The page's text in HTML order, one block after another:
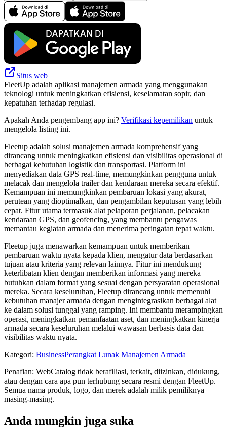
Situs web
FleetUp adalah aplikasi manajemen armada yang menggunakan
teknologi untuk meningkatkan efisiensi, keselamatan sopir, dan
kepatuhan terhadap regulasi.
Apakah Anda pengembang app ini? Verifikasi kepemilikan untuk
mengelola listing ini.
Fleetup adalah solusi manajemen armada komprehensif yang
dirancang untuk meningkatkan efisiensi dan visibilitas operasional di
berbagai kebutuhan logistik dan transportasi. Platform ini
menyediakan data GPS real-time, memungkinkan pengguna untuk
melacak dan mengelola trailer dan kendaraan mereka secara efektif.
Kemampuan ini memungkinkan pembaruan lokasi yang akurat,
perutean yang dioptimalkan, dan pengambilan keputusan yang lebih
cepat. Fitur utama termasuk alat pelaporan perjalanan, pelacakan
kendaraan GPS, dan geofencing, yang membantu pengawas
memantau kegiatan armada dan menerima peringatan tepat waktu.
Fleetup juga menawarkan kemampuan untuk memberikan
pembaruan waktu nyata kepada klien, mengatur data berdasarkan
tujuan atau kriteria yang relevan lainnya. Fitur ini mendukung
keterlibatan klien dengan memberikan informasi yang mereka
butuhkan dalam format yang sesuai dengan persyaratan operasional
mereka. Secara keseluruhan, Fleetup dirancang untuk memenuhi
kebutuhan manajer armada dengan mengintegrasikan berbagai alat
ke dalam solusi tunggal yang ramping. Ini membantu merampingkan
operasi, meningkatkan pemanfaatan aset, dan meningkatkan kinerja
armada secara keseluruhan melalui wawasan berbasis data dan
visibilitas waktu nyata.
Kategori: BusinessPerangkat Lunak Manajemen Armada
Penafian: WebCatalog tidak berafiliasi, terkait, diizinkan, didukung,
atau dengan cara apa pun terhubung secara resmi dengan FleetUp.
Semua nama produk, logo, dan merek adalah milik pemiliknya
masing-masing.
Anda mungkin juga suka